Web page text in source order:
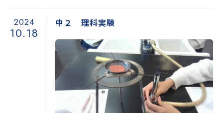
お知らせ
スクールライフ
お問い合わせ
2024
10.18
中２ 理科実験